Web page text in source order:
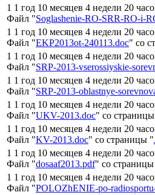
1 1 год 10 месяцев 4 недели 20
Файл "Soglashenie-RO-SRR-RO-i-
1 1 год 10 месяцев 4 недели 20
Файл "EKP2013ot-240113.doc" со
1 1 год 10 месяцев 4 недели 20
Файл "SRP-2013-vserossiyskie-
1 1 год 10 месяцев 4 недели 20
Файл "SRP-2013-oblastnye-
1 1 год 10 месяцев 4 недели 20
Файл "UKV-2013.doc" со
1 1 год 10 месяцев 4 недели 20
Файл "KV-2013.doc" со страницы "
1 1 год 10 месяцев 4 недели 20
Файл "dosaaf2013.pdf" со
1 1 год 10 месяцев 4 недели 20
Файл "POLOZhENIE-po-